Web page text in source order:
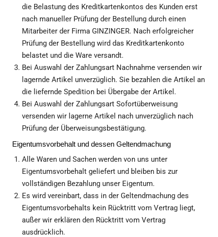
die Belastung des Kreditkartenkontos des Kunden erst
nach manueller Prüfung der Bestellung durch einen
Mitarbeiter der Firma GINZINGER. Nach erfolgreicher
Prüfung der Bestellung wird das Kreditkartenkonto
belastet und die Ware versandt.
Bei Auswahl der Zahlungsart Nachnahme versenden wir
lagernde Artikel unverzüglich. Sie bezahlen die Artikel an
die liefernde Spedition bei Übergabe der Artikel.
Bei Auswahl der Zahlungsart Sofortüberweisung
versenden wir lagerne Artikel nach unverzüglich nach
Prüfung der Überweisungsbestätigung.
Eigentumsvorbehalt und dessen Geltendmachung
Alle Waren und Sachen werden von uns unter
Eigentumsvorbehalt geliefert und bleiben bis zur
vollständigen Bezahlung unser Eigentum.
Es wird vereinbart, dass in der Geltendmachung des
Eigentumsvorbehalts kein Rücktritt vom Vertrag liegt,
außer wir erklären den Rücktritt vom Vertrag
ausdrücklich.